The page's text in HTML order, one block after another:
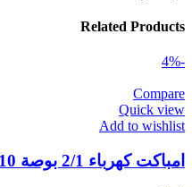
Related Products
-4%
Compare
Quick view
Add to wishlist
امباكت كهرباء 2/1 بوصة 710 وات ديوالت DW292